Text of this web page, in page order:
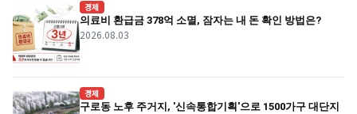
경제
의료비 환급금 378억 소멸, 잠자는 내 돈 확인 방법은?
2026.08.03
경제
구로동 노후 주거지, '신속통합기획'으로 1500가구 대단지